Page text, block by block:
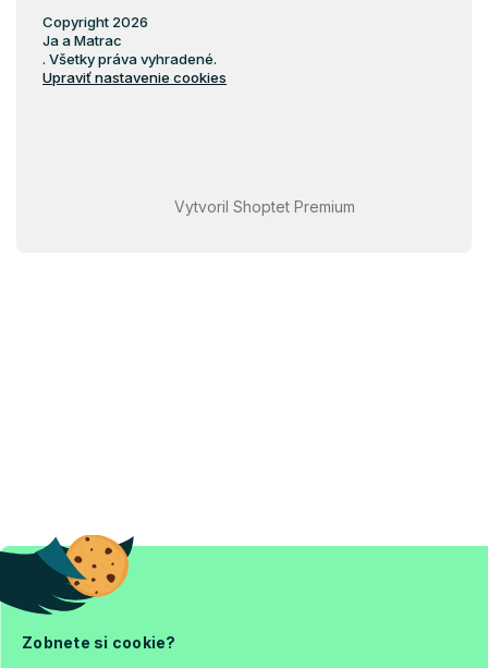
Zobnete si cookie?
Vytvoril Shoptet Premium
Copyright 2026
Ja a Matrac
. Všetky práva vyhradené.
Upraviť nastavenie cookies